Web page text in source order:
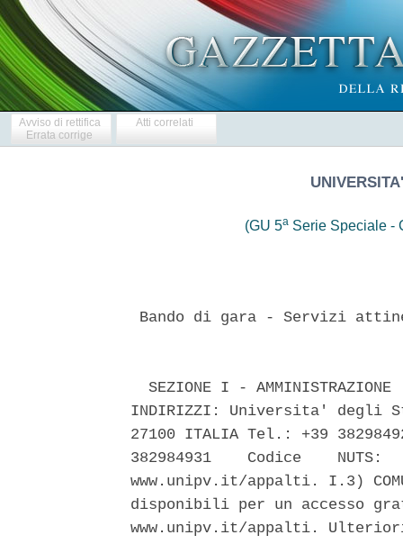
Avviso di rettifica
Errata corrige
Atti correlati
(GU 5a Serie Speciale -